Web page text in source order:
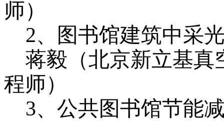
师）
2、图书馆建筑中采
蒋毅（北京新立基真
程师）
3、公共图书馆节能